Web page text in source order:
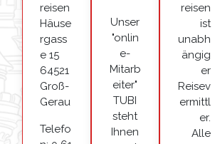
reisen
Häuse
rgass
e 15
64521
Groß-
Gerau
Telefo
Unser
"onlin
e-
Mitarb
eiter"
TUBI
steht
Ihnen
reisen
ist
unabh
ängig
er
Reisev
ermittl
er.
Alle